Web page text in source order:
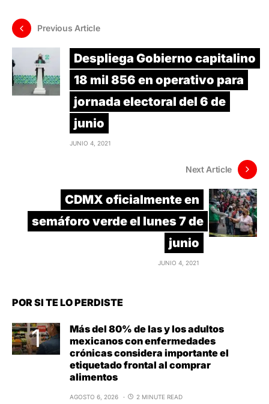
Previous Article
Despliega Gobierno capitalino
18 mil 856 en operativo para
jornada electoral del 6 de
junio
JUNIO 4, 2021
Next Article
CDMX oficialmente en
semáforo verde el lunes 7 de
junio
JUNIO 4, 2021
POR SI TE LO PERDISTE
Más del 80% de las y los adultos
mexicanos con enfermedades
crónicas considera importante el
etiquetado frontal al comprar
alimentos
AGOSTO 6, 2026 2 MINUTE READ